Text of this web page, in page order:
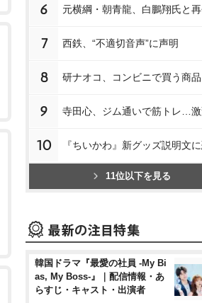
6 元横綱・朝青龍、白鵬翔氏と
7 西鉄、“不適切音声”に声明
8 研ナオコ、コンビニで買う商品
9 寺田心、ジム通いで筋トレ…
10 『ちいかわ』新グッズ説明文
11位以下を見る
韓国ドラマ『最愛の社員 -My Bi
as, My Boss-』｜配信情報・あ
らすじ・キャスト・出演者